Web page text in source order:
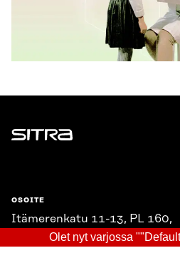
Sitra
OSOITE
Itämerenkatu 11-13, PL 160,
00181 Helsinki
Olet nyt varjossa